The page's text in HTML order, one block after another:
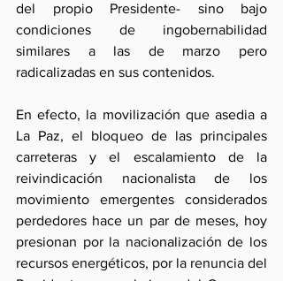
del propio Presidente- sino bajo
condiciones de ingobernabilidad
similares a las de marzo pero
radicalizadas en sus contenidos.
En efecto, la movilización que asedia a
La Paz, el bloqueo de las principales
carreteras y el escalamiento de la
reivindicación nacionalista de los
movimiento emergentes considerados
perdedores hace un par de meses, hoy
presionan por la nacionalización de los
recursos energéticos, por la renuncia del